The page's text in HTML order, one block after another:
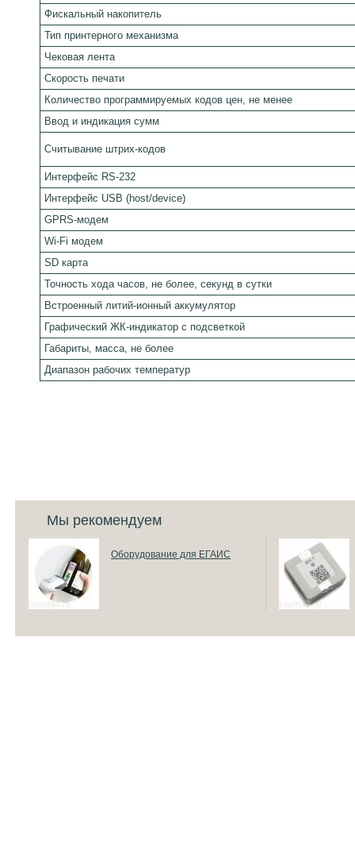
Фискальный накопитель
Тип принтерного механизма
Чековая лента
Скорость печати
Количество программируемых кодов цен, не менее
Ввод и индикация сумм
Считывание штрих-кодов
Интерфейс RS-232
Интерфейс USB (host/device)
GPRS-модем
Wi-Fi модем
SD карта
Точность хода часов, не более, секунд в сутки
Встроенный литий-ионный аккумулятор
Графический ЖК-индикатор с подсветкой
Габариты, масса, не более
Диапазон рабочих температур
Мы рекомендуем
Оборудование для ЕГАИС